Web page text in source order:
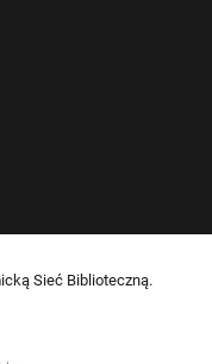
Sieć Biblioteczną.